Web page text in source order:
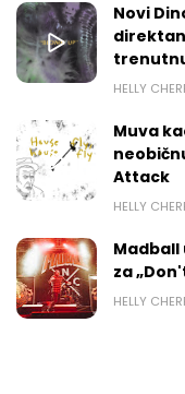
Novi
HELLY
Muva
Attack
HELLY
za
HELLY